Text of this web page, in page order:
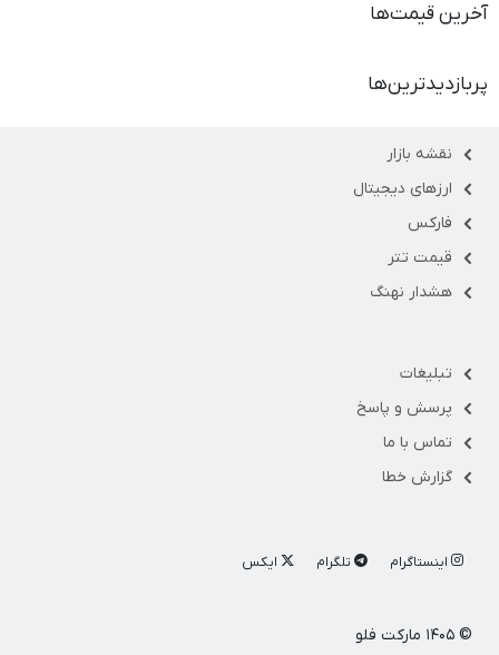
آخرین قیمت‌ها
پربازدیدترین‌ها
نقشه بازار
ارزهای دیجیتال
فارکس
قیمت تتر
هشدار نهنگ
تبلیغات
پرسش و پاسخ
تماس با ما
گزارش خطا
اینستاگرام تلگرام ایکس
© ۱۴۰۵ مارکت فلو